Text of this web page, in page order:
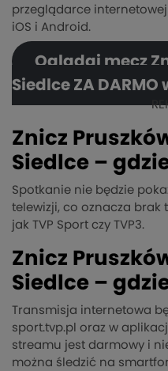
przeglądarce
iOS i Android.
Oglądaj mecz
Siedlce ZA DARMO
Znicz
Siedlce –
Spotkanie nie będzie
telewizji, co oznacza brak
jak TVP Sport czy TVP3.
Znicz
Siedlce –
Transmisja internetowa
sport.tvp.pl oraz w
streamu jest darmowy i
można śledzić na